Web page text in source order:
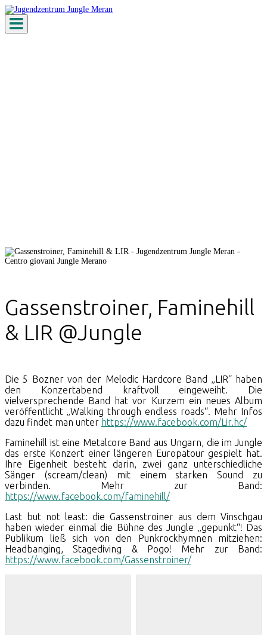
Toggle navigation
Gassenstroiner, Faminehill
& LIR @Jungle
Die 5 Bozner von der Melodic Hardcore Band „LIR“ haben
den Konzertabend kraftvoll eingeweiht. Die
vielversprechende Band hat vor Kurzem ein neues Album
veröffentlicht „Walking through endless roads“. Mehr Infos
dazu findet man unter https://www.facebook.com/Lir.hc/
Faminehill ist eine Metalcore Band aus Ungarn, die im Jungle
das erste Konzert einer längeren Europatour gespielt hat.
Ihre Eigenheit besteht darin, zwei ganz unterschiedliche
Sänger (scream/clean) mit einem starken Sound zu
verbinden. Mehr zur Band:
https://www.facebook.com/faminehill/
Last but not least: die Gassenstroiner aus dem Vinschgau
haben wieder einmal die Bühne des Jungle „gepunkt“! Das
Publikum ließ sich von den Punkrockhymnen mitziehen:
Headbanging, Stagediving & Pogo! Mehr zur Band:
https://www.facebook.com/Gassenstroiner/